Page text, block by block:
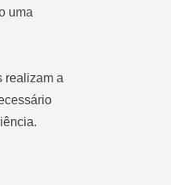
uma
realizam a